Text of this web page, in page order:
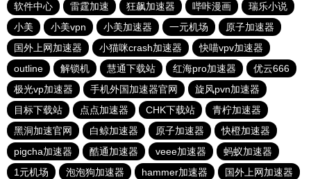
软件中心
雷霆加速 狂飙加速器 哔咔漫画
瑞乐小说
小美
小美vpn 小美加速器 一元机场
原子加速器
国外上网加速器
小猫咪crash加速器
快喵vpv加速器
outline
解锁机 慧通下载站 红海pro加速器
优云666
极光vp加速器
手机外国加速器官网
旋风pvn加速器
目标下载站
点点加速器 CHK下载站
青柠加速器
黑洞加速官网
白鲸加速器 原子加速器
快橙加速器
pigcha加速器
酷通加速器 veee加速器
蚂蚁加速器
1元机场
泡泡狗加速器 hammer加速器
国外上网加速器